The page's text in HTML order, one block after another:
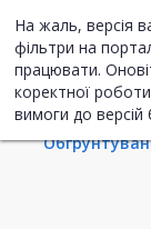
На жаль, версія
фільтри на
працювати.
коректної
вимоги до версій